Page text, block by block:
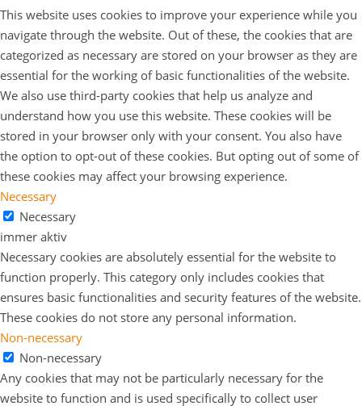
This website uses cookies to improve your experience while you
navigate through the website. Out of these, the cookies that are
categorized as necessary are stored on your browser as they are
essential for the working of basic functionalities of the website.
We also use third-party cookies that help us analyze and
understand how you use this website. These cookies will be
stored in your browser only with your consent. You also have
the option to opt-out of these cookies. But opting out of some of
these cookies may affect your browsing experience.
Necessary
Necessary
immer aktiv
Necessary cookies are absolutely essential for the website to
function properly. This category only includes cookies that
ensures basic functionalities and security features of the website.
These cookies do not store any personal information.
Non-necessary
Non-necessary
Any cookies that may not be particularly necessary for the
website to function and is used specifically to collect user